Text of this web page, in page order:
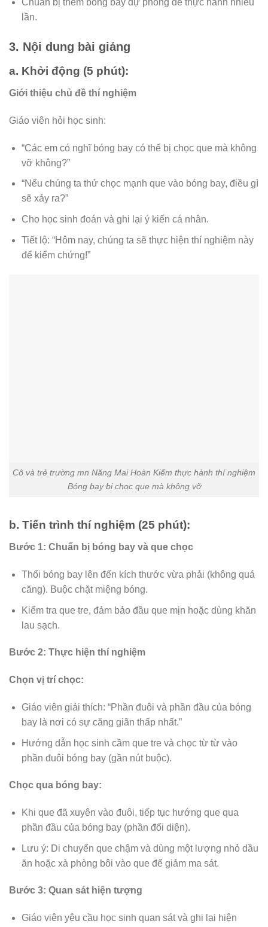
lần.
3. Nội dung bài giảng
a. Khởi động (5 phút):
Giới thiệu chủ đề thí nghiệm
Giáo viên hỏi học sinh:
“Các em có nghĩ bóng bay có thể bị chọc que mà không
vỡ không?”
“Nếu chúng ta thử chọc mạnh que vào bóng bay, điều gì
sẽ xảy ra?”
Cho học sinh đoán và ghi lại ý kiến cá nhân.
Tiết lộ: “Hôm nay, chúng ta sẽ thực hiện thí nghiệm này
để kiểm chứng!”
Cô và trẻ trường mn Năng Mai Hoàn Kiếm thực hành thí nghiệm
Bóng bay bị chọc que mà không vỡ
b. Tiến trình thí nghiệm (25 phút):
Bước 1: Chuẩn bị bóng bay và que chọc
Thổi bóng bay lên đến kích thước vừa phải (không quá
căng). Buộc chặt miệng bóng.
Kiểm tra que tre, đảm bảo đầu que mịn hoặc dùng khăn
lau sạch.
Bước 2: Thực hiện thí nghiệm
Chọn vị trí chọc:
Giáo viên giải thích: “Phần đuôi và phần đầu của bóng
bay là nơi có sự căng giãn thấp nhất.”
Hướng dẫn học sinh cầm que tre và chọc từ từ vào
phần đuôi bóng bay (gần nút buộc).
Chọc qua bóng bay:
Khi que đã xuyên vào đuôi, tiếp tục hướng que qua
phần đầu của bóng bay (phần đối diện).
Lưu ý: Di chuyển que chậm và dùng một lượng nhỏ dầu
ăn hoặc xà phòng bôi vào que để giảm ma sát.
Bước 3: Quan sát hiện tượng
Giáo viên yêu cầu học sinh quan sát và ghi lại hiện